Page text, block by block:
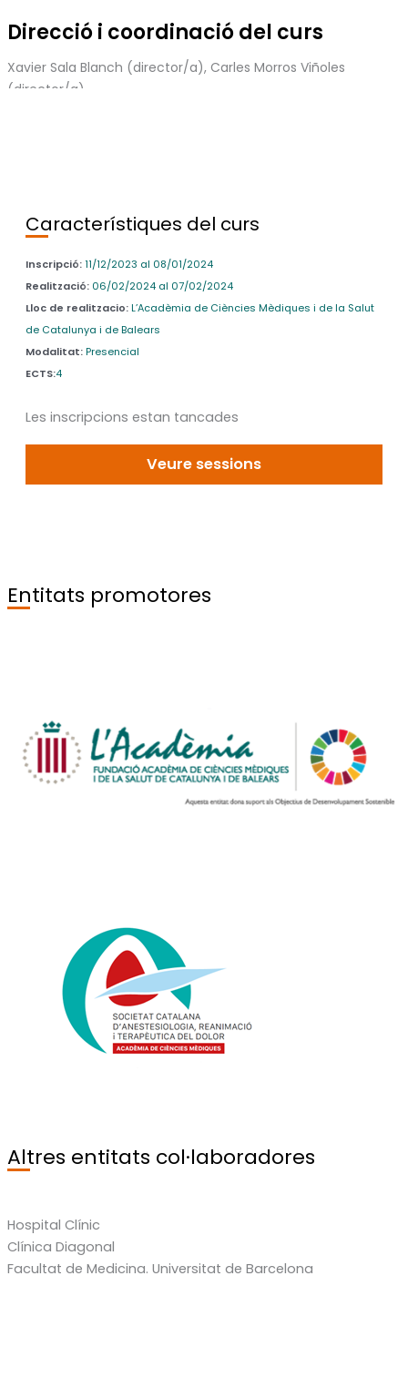
Direcció i coordinació del curs
Xavier Sala Blanch (director/a), Carles Morros Viñoles
(director/a)
Característiques del curs
Inscripció:11/12/2023 al 08/01/2024
Realització: 06/02/2024 al 07/02/2024
Lloc de realitzacio:L’Acadèmia de Ciències Mèdiques i de la Salut
de Catalunya i de Balears
Modalitat:Presencial
ECTS:4
Les inscripcions estan tancades
Veure sessions
Entitats promotores
Altres entitats col·laboradores
Hospital Clínic
Clínica Diagonal
Facultat de Medicina. Universitat de Barcelona